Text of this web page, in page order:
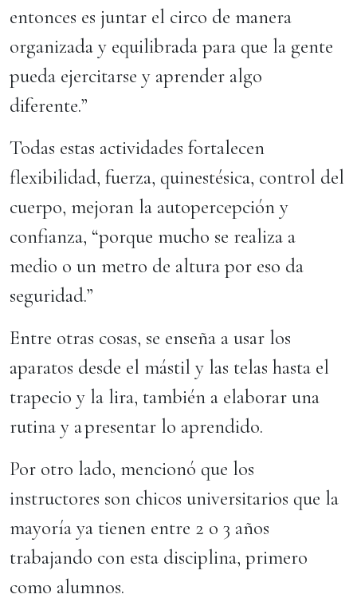
entonces es juntar el circo de manera
organizada y equilibrada para que la gente
pueda ejercitarse y aprender algo
diferente.”
Todas estas actividades fortalecen
flexibilidad, fuerza, quinestésica, control del
cuerpo, mejoran la autopercepción y
confianza, “porque mucho se realiza a
medio o un metro de altura por eso da
seguridad.”
Entre otras cosas, se enseña a usar los
aparatos desde el mástil y las telas hasta el
trapecio y la lira, también a elaborar una
rutina y a presentar lo aprendido.
Por otro lado, mencionó que los
instructores son chicos universitarios que la
mayoría ya tienen entre 2 o 3 años
trabajando con esta disciplina, primero
como alumnos.